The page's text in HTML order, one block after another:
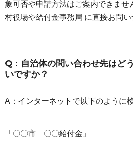
象可否や申請方法はご案内できませ
村役場や給付金事務局 に直接お問い
Q：自治体の問い合わせ先はど
いですか？
A：インターネットで以下のように
「〇〇市 〇〇給付金」